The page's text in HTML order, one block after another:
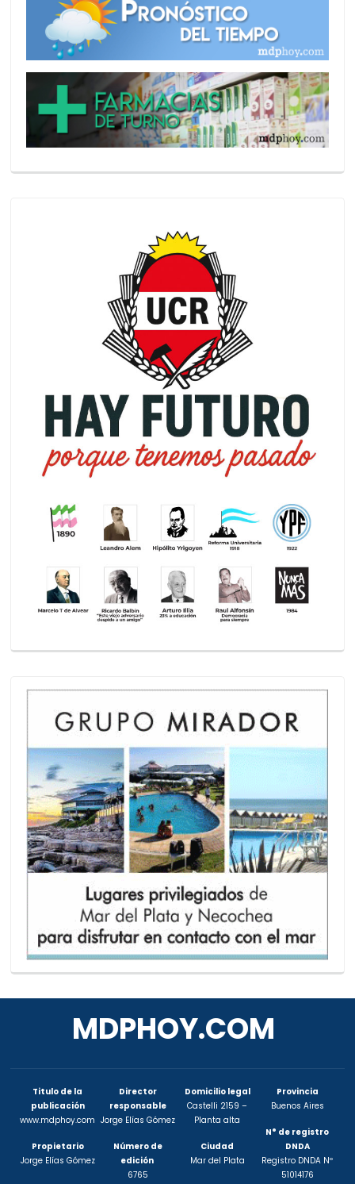
MDPHOY.COM
Titulo de la
publicación
www.mdphoy.com
Propietario
Jorge Elías Gómez
Director
responsable
Jorge Elías Gómez
Número de
edición
6765
Domicilio legal
Castelli 2159 –
Planta alta
Ciudad
Mar del Plata
Provincia
Buenos Aires
N° de registro
DNDA
Registro DNDA Nº
51014176